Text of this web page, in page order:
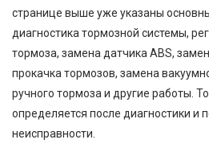
странице выше уже указаны
диагностика тормозной системы,
тормоза, замена датчика ABS,
прокачка тормозов, замена
ручного тормоза и другие работы.
определяется после диагностики и
неисправности.